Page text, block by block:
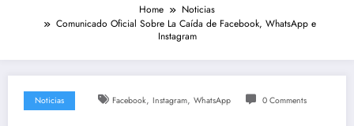
Home
Noticias
Comunicado Oficial Sobre La Caída de Facebook, WhatsApp e
Instagram
Noticias Facebook, Instagram, WhatsApp 0 Comments